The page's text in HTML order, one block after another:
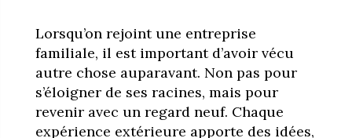
Lorsqu’on rejoint une entreprise
familiale, il est important d’avoir vécu
autre chose auparavant. Non pas pour
s’éloigner de ses racines, mais pour
revenir avec un regard neuf. Chaque
expérience extérieure apporte des idées,